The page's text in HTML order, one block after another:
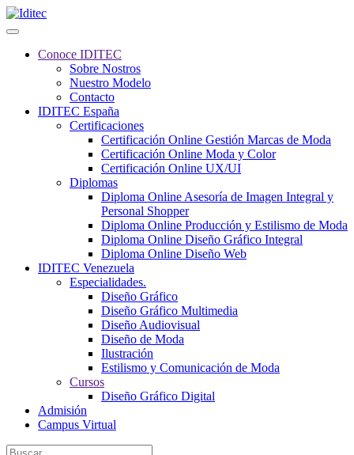
Conoce IDITEC
Sobre Nostros
Nuestro Modelo
Contacto
IDITEC España
Certificaciones
Certificación Online Gestión Marcas de Moda
Certificación Online Moda y Color
Certificación Online UX/UI
Diplomas
Diploma Online Asesoría de Imagen Integral y
Personal Shopper
Diploma Online Producción y Estilismo de Moda
Diploma Online Diseño Gráfico Integral
Diploma Online Diseño Web
IDITEC Venezuela
Especialidades.
Diseño Gráfico
Diseño Gráfico Multimedia
Diseño Audiovisual
Diseño de Moda
Ilustración
Estilismo y Comunicación de Moda
Cursos
Diseño Gráfico Digital
Admisión
Campus Virtual